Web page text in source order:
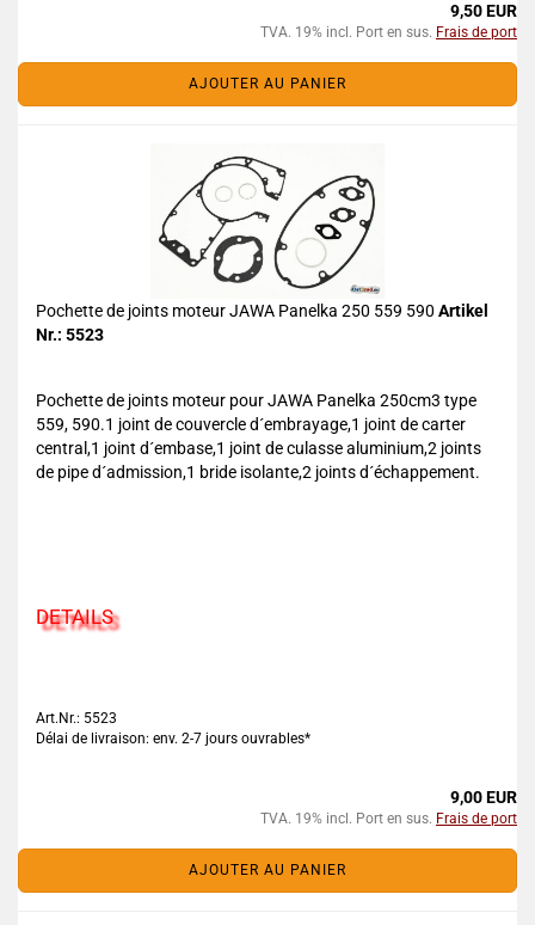
9,50 EUR
TVA. 19% incl. Port en sus. Frais de port
AJOUTER AU PANIER
Pochette de joints moteur JAWA Panelka 250 559 590 Artikel
Nr.: 5523
Pochette de joints moteur pour JAWA Panelka 250cm3 type
559, 590.1 joint de couvercle d´embrayage,1 joint de carter
central,1 joint d´embase,1 joint de culasse aluminium,2 joints
de pipe d´admission,1 bride isolante,2 joints d´échappement.
DETAILS
Art.Nr.: 5523
Délai de livraison: env. 2-7 jours ouvrables*
9,00 EUR
TVA. 19% incl. Port en sus. Frais de port
AJOUTER AU PANIER